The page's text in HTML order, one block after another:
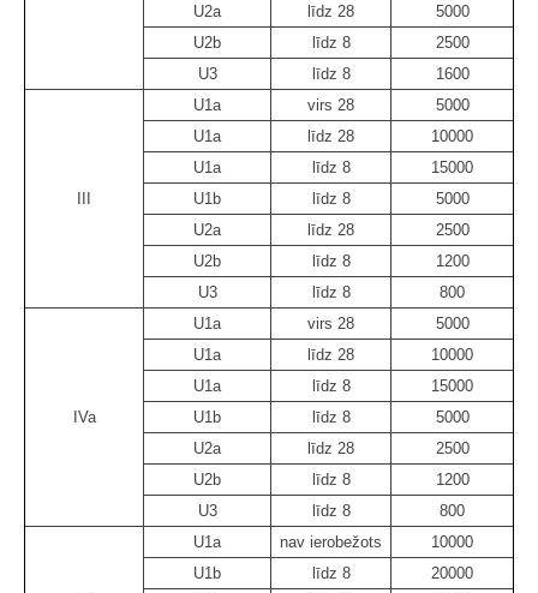
U2a
līdz 28
5000
U2b
līdz 8
2500
U3
līdz 8 1600
III
U1a virs 28
5000
U1a
līdz 28
10000
U1a
līdz 8
15000
U1b
līdz 8
5000
U2a
līdz 28
2500
U2b
līdz 8
1200
U3
līdz 8 800
IVa
U1a virs 28
5000
U1a
līdz 28
10000
U1a
līdz 8
15000
U1b
līdz 8
5000
U2a
līdz 28
2500
U2b
līdz 8
1200
U3
līdz 8 800
U1a nav ierobežots
10000
U1b
līdz 8
20000